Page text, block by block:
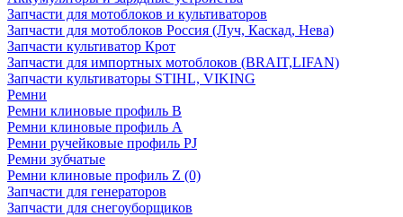
Запчасти для мотоблоков и культиваторов
Запчасти для мотоблоков Россия (Луч, Каскад, Нева)
Запчасти культиватор Крот
Запчасти для импортных мотоблоков (BRAIT,LIFAN)
Запчасти культиваторы STIHL, VIKING
Ремни
Ремни клиновые профиль B
Ремни клиновые профиль А
Ремни ручейковые профиль PJ
Ремни зубчатые
Ремни клиновые профиль Z (0)
Запчасти для генераторов
Запчасти для снегоуборщиков